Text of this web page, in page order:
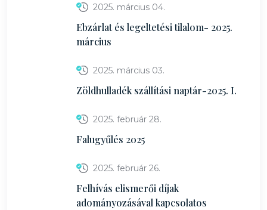
2025. március 04.
Ebzárlat és legeltetési tilalom- 2025.
március
2025. március 03.
Zöldhulladék szállítási naptár-2025. I.
2025. február 28.
Falugyűlés 2025
2025. február 26.
Felhívás elismerői díjak
adományozásával kapcsolatos